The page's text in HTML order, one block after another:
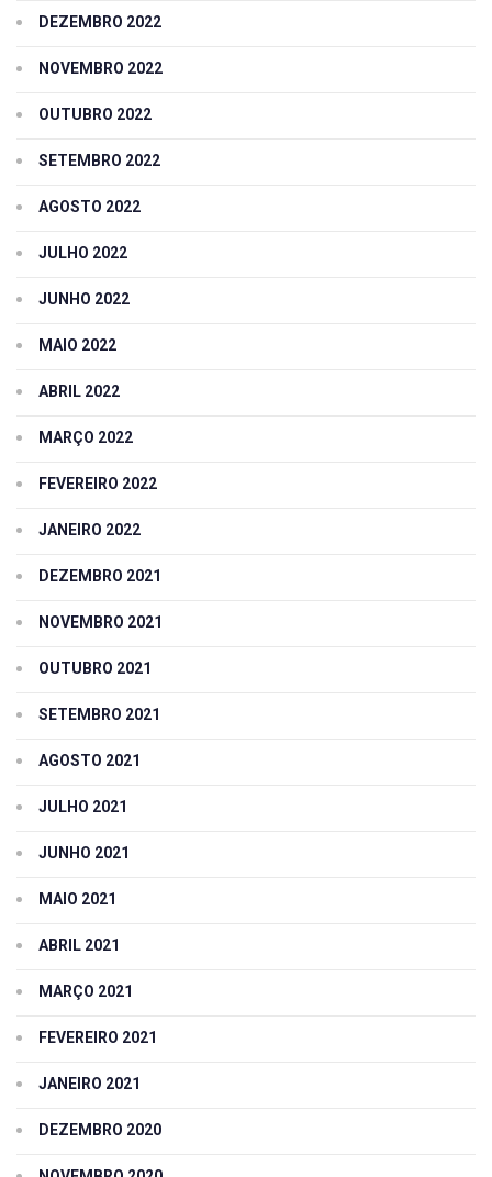
DEZEMBRO 2022
NOVEMBRO 2022
OUTUBRO 2022
SETEMBRO 2022
AGOSTO 2022
JULHO 2022
JUNHO 2022
MAIO 2022
ABRIL 2022
MARÇO 2022
FEVEREIRO 2022
JANEIRO 2022
DEZEMBRO 2021
NOVEMBRO 2021
OUTUBRO 2021
SETEMBRO 2021
AGOSTO 2021
JULHO 2021
JUNHO 2021
MAIO 2021
ABRIL 2021
MARÇO 2021
FEVEREIRO 2021
JANEIRO 2021
DEZEMBRO 2020